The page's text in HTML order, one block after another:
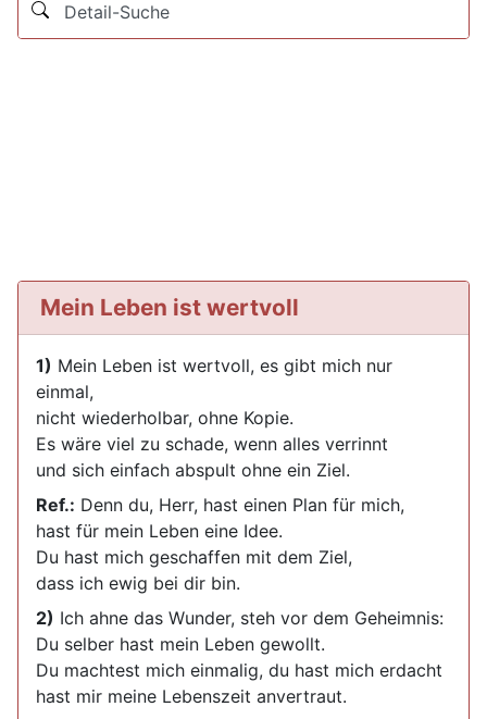
Detail-Suche
Mein Leben ist wertvoll
1) Mein Leben ist wertvoll, es gibt mich nur
einmal,
nicht wiederholbar, ohne Kopie.
Es wäre viel zu schade, wenn alles verrinnt
und sich einfach abspult ohne ein Ziel.
Ref.: Denn du, Herr, hast einen Plan für mich,
hast für mein Leben eine Idee.
Du hast mich geschaffen mit dem Ziel,
dass ich ewig bei dir bin.
2) Ich ahne das Wunder, steh vor dem Geheimnis:
Du selber hast mein Leben gewollt.
Du machtest mich einmalig, du hast mich erdacht
hast mir meine Lebenszeit anvertraut.